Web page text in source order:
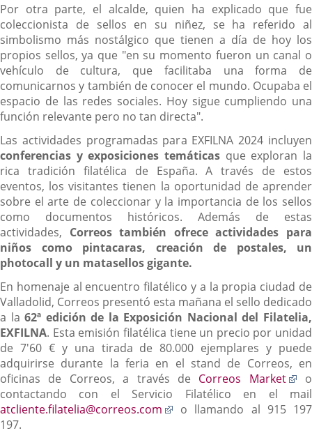
Por otra parte, el alcalde, quien ha explicado que fue
coleccionista de sellos en su niñez, se ha referido al
simbolismo más nostálgico que tienen a día de hoy los
propios sellos, ya que "en su momento fueron un canal o
vehículo de cultura, que facilitaba una forma de
comunicarnos y también de conocer el mundo. Ocupaba el
espacio de las redes sociales. Hoy sigue cumpliendo una
función relevante pero no tan directa".
Las actividades programadas para EXFILNA 2024 incluyen
conferencias y exposiciones temáticas que exploran la
rica tradición filatélica de España. A través de estos
eventos, los visitantes tienen la oportunidad de aprender
sobre el arte de coleccionar y la importancia de los sellos
como documentos históricos. Además de estas
actividades, Correos también ofrece actividades para
niños como pintacaras, creación de postales, un
photocall y un matasellos gigante.
En homenaje al encuentro filatélico y a la propia ciudad de
Valladolid, Correos presentó esta mañana el sello dedicado
a la62ª edición de la Exposición Nacional del Filatelia,
EXFILNA. Esta emisión filatélica tiene un precio por unidad
de 7'60 € y una tirada de 80.000 ejemplares y puede
adquirirse durante la feria en el stand de Correos, en
oficinas de Correos, a través de Correos Market
a
o
contactando con el Servicio Filatélico en el mail
atcliente.filatelia@correos.com
Enlace
o llamando al 915 197
197.